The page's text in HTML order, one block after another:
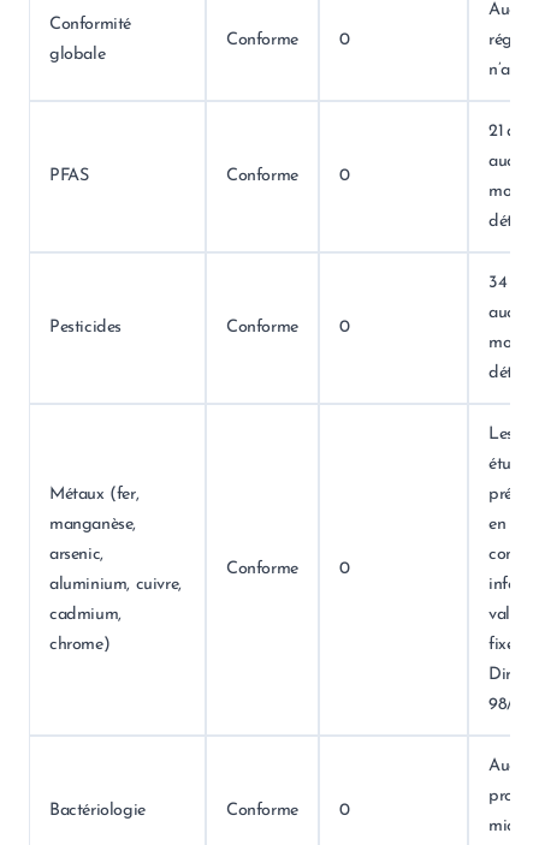
Conformité
globale
Conforme 0
Aucun
n’a
PFAS Conforme 0
21
Pesticides Conforme 0
34
Métaux (fer,
manganèse,
arsenic,
aluminium, cuivre,
cadmium,
chrome)
Conforme 0
Les
en
fixées
98/83/
Bactériologie Conforme 0
Aucun